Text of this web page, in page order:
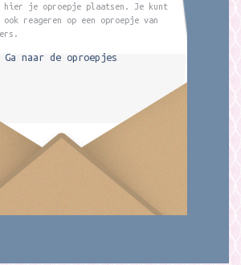
hier je oproepje plaatsen. Je kunt
reageren op een oproepje van
Ga naar de oproepjes